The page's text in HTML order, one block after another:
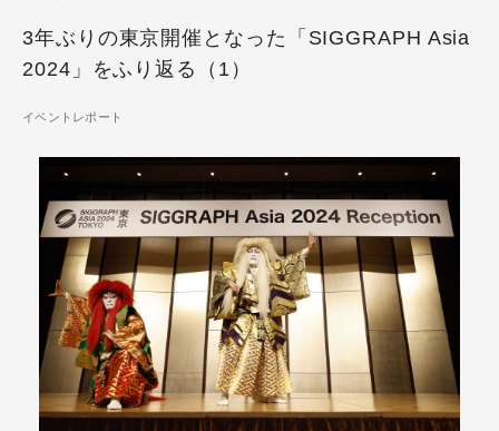
3年ぶりの東京開催となった「SIGGRAPH Asia
2024」をふり返る（1）
イベントレポート